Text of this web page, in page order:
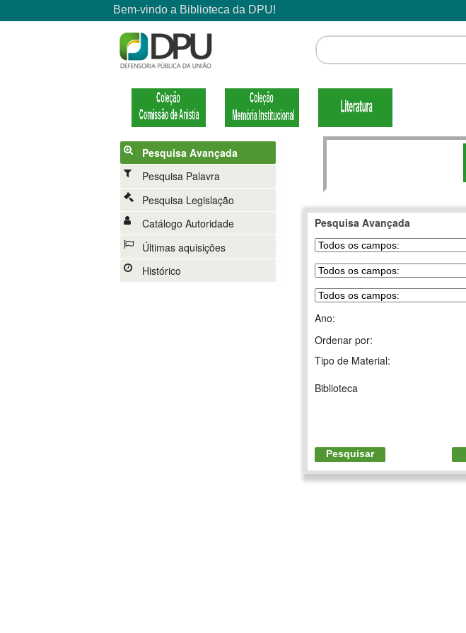
Pesquisa Avançada
Pesquisa Palavra
Pesquisa Legislação
Catálogo Autoridade
Últimas aquisições
Histórico
Pesquisa Avançada
Ano:
Ordenar por:
Tipo de Material:
Biblioteca
Pesquisar